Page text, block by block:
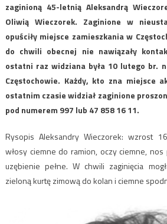
zaginioną 45-letnią Aleksandrą
Oliwią Wieczorek. Zaginione w
opuściły miejsce zamieszkania w
do chwili obecnej nie nawiązały
ostatni raz widziana była 10 lutego br.
Częstochowie. Każdy, kto zna miejsce
ostatnim czasie widział zaginione
pod numerem 997 lub 47 858 16 11.
Rysopis Aleksandry Wieczorek:wzrost
włosy ciemne do ramion, oczy ciemne,
uzębienie pełne.W chwili zaginięcia
zieloną kurtę zimową do kolan i ciemne